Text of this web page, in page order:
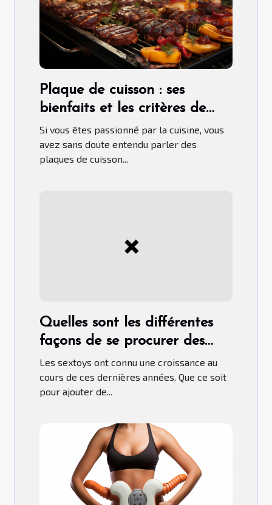
Plaque de cuisson : ses
bienfaits et les critères de
choix pour un bon usage
Si vous êtes passionné par la cuisine, vous
avez sans doute entendu parler des
plaques de cuisson...
Quelles sont les différentes
façons de se procurer des
sextoys ?
Les sextoys ont connu une croissance au
cours de ces dernières années. Que ce soit
pour ajouter de...